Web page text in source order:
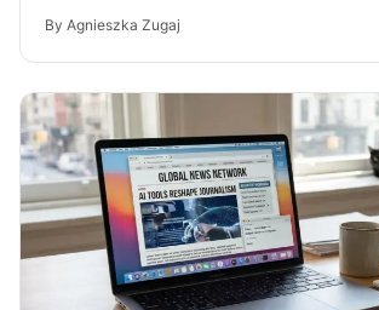
By Agnieszka Zugaj